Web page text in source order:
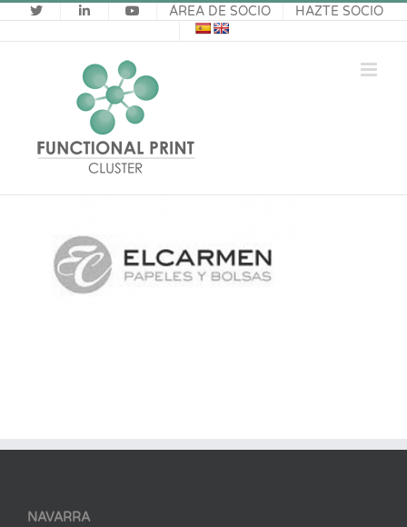
Saltar
al
contenido
ÁREA DE SOCIO HAZTE SOCIO
NAVARRA